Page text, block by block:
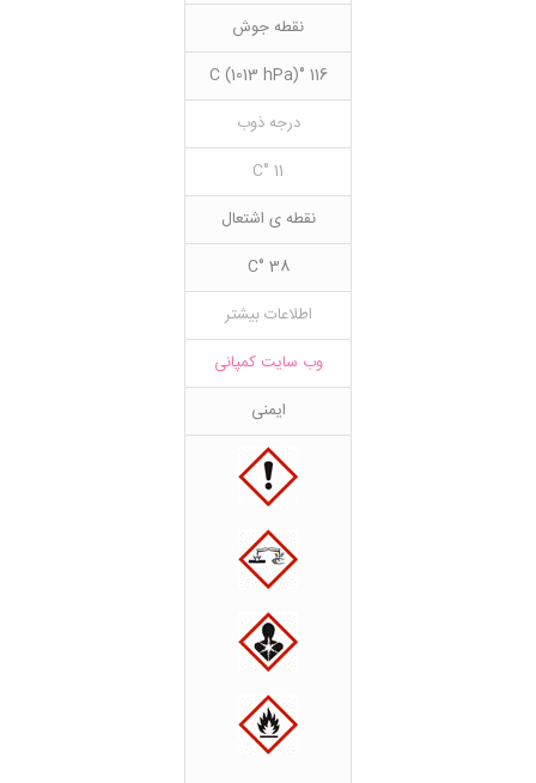
نقطه جوش
116 °C (1013 hPa)
درجه ذوب
11 °C
نقطه ی اشتعال
38 °C
اطلاعات بیشتر
وب سایت کمپانی
ایمنی